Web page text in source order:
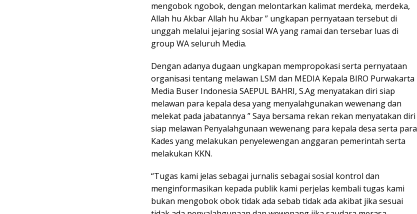
mengobok ngobok, dengan melontarkan kalimat merdeka, merdeka,
Allah hu Akbar Allah hu Akbar ” ungkapan pernyataan tersebut di
unggah melalui jejaring sosial WA yang ramai dan tersebar luas di
group WA seluruh Media.
Dengan adanya dugaan ungkapan mempropokasi serta pernyataan
organisasi tentang melawan LSM dan MEDIA Kepala BIRO Purwakarta
Media Buser Indonesia SAEPUL BAHRI, S.Ag menyatakan diri siap
melawan para kepala desa yang menyalahgunakan wewenang dan
melekat pada jabatannya ” Saya bersama rekan rekan menyatakan diri
siap melawan Penyalahgunaan wewenang para kepala desa serta para
Kades yang melakukan penyelewengan anggaran pemerintah serta
melakukan KKN.
“Tugas kami jelas sebagai jurnalis sebagai sosial kontrol dan
menginformasikan kepada publik kami perjelas kembali tugas kami
bukan mengobok obok tidak ada sebab tidak ada akibat jika sesuai